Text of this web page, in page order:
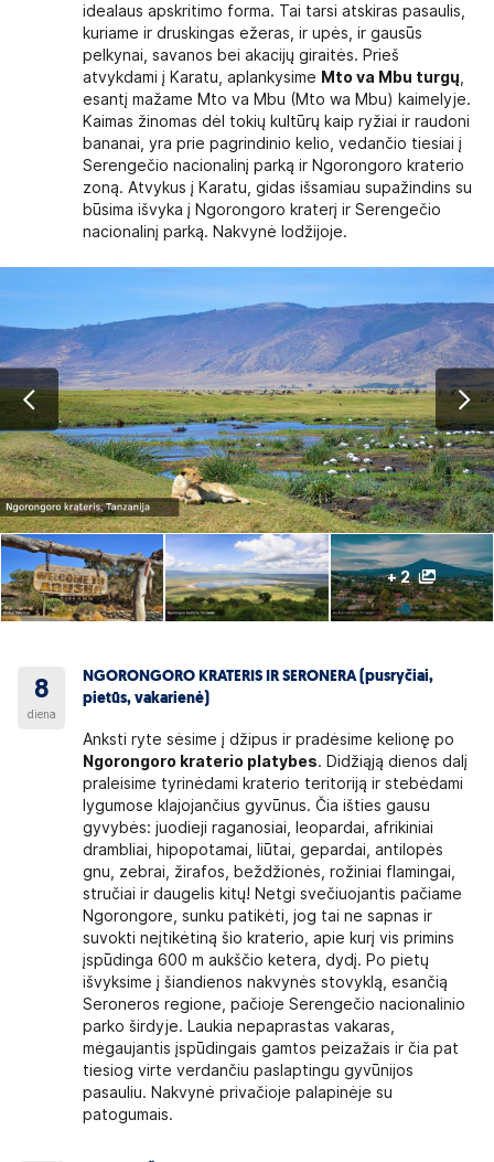
idealaus apskritimo forma. Tai tarsi atskiras pasaulis,
kuriame ir druskingas ežeras, ir upės, ir gausūs
pelkynai, savanos bei akacijų giraitės. Prieš
atvykdami į Karatu, aplankysime Mto va Mbu turgų
esantį mažame Mto va Mbu (Mto wa Mbu) kaimelyje.
Kaimas žinomas dėl tokių kultūrų kaip ryžiai ir raudoni
bananai, yra prie pagrindinio kelio, vedančio tiesiai į
Serengečio nacionalinį parką ir Ngorongoro kraterio
zoną. Atvykus į Karatu, gidas išsamiau supažindins su
būsima išvyka į Ngorongoro kraterį ir Serengečio
nacionalinį parką. Nakvynė lodžijoje.
+ 2
8
diena
NGORONGORO KRATERIS IR SERONERA (pusryčiai,
pietūs, vakarienė)
Anksti ryte sėsime į džipus ir pradėsime kelionę po
Ngorongoro kraterio platybes. Didžiąją dienos dalį
praleisime tyrinėdami kraterio teritoriją ir stebėdami
lygumose klajojančius gyvūnus. Čia išties gausu
gyvybės: juodieji raganosiai, leopardai, afrikiniai
drambliai, hipopotamai, liūtai, gepardai, antilopės
gnu, zebrai, žirafos, beždžionės, rožiniai flamingai,
stručiai ir daugelis kitų! Netgi svečiuojantis pačiame
Ngorongore, sunku patikėti, jog tai ne sapnas ir
suvokti neįtikėtiną šio kraterio, apie kurį vis primins
įspūdinga 600 m aukščio ketera, dydį. Po pietų
išvyksime į šiandienos nakvynės stovyklą, esančią
Seroneros regione, pačioje Serengečio nacionalinio
parko širdyje. Laukia nepaprastas vakaras,
mėgaujantis įspūdingais gamtos peizažais ir čia pat
tiesiog virte verdančiu paslaptingu gyvūnijos
pasauliu. Nakvynė privačioje palapinėje su
patogumais.